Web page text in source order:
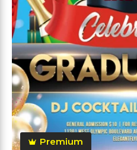
Premium